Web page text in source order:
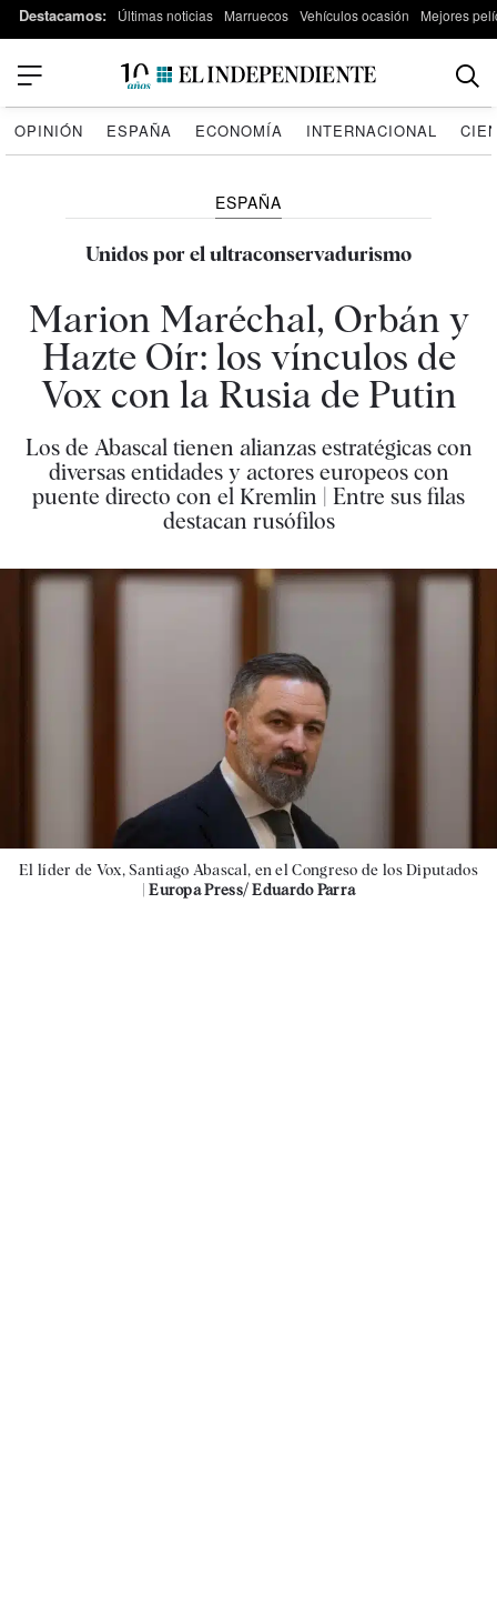
Destacamos: Últimas noticias Marruecos Vehículos ocasión Mejores
OPINIÓN ESPAÑA ECONOMÍA INTERNACIONAL
ESPAÑA
Unidos por el ultraconservadurismo
Marion Maréchal, Orbán y
Hazte Oír: los vínculos de
Vox con la Rusia de Putin
Los de Abascal tienen alianzas estratégicas con
diversas entidades y actores europeos con
puente directo con el Kremlin | Entre sus filas
destacan rusófilos
El líder de Vox, Santiago Abascal, en el Congreso de los Diputados
|Europa Press/ Eduardo Parra